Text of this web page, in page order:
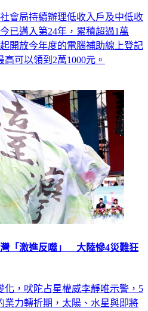
會局持續辦理低收入戶及中低收
已邁入第24年，累積超過1萬
開放今年度的電腦補助線上登記
可以領到2萬1000元。
「激進反噬」 大陸慘4災難狂
化，吠陀占星權威李靜唯示警，5
業力轉折期，太陽、水星與即將